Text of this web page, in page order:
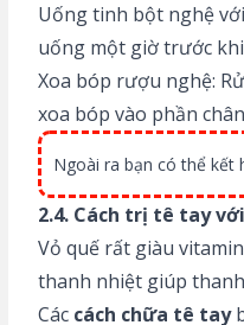
Uống tinh bột nghệ
uống một giờ trước
Xoa bóp rượu nghệ:
xoa bóp vào phần
Ngoài ra bạn có thể kết
2.4. Cách trị tê tay
Vỏ quế rất giàu
thanh nhiệt giúp
Các cách chữa tê tay